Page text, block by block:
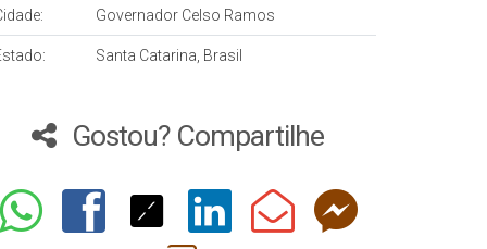
Governador Celso Ramos
Santa Catarina, Brasil
Gostou? Compartilhe